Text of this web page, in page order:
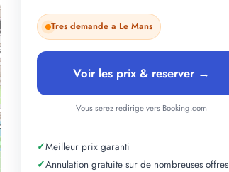
Tres demande a Le Mans
Voir les prix & reserver →
Vous serez redirige vers Booking.com
✓Meilleur prix garanti
✓Annulation gratuite sur de nombreuses offres